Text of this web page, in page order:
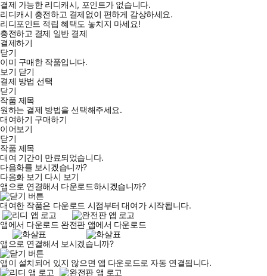
결제 가능한 리디캐시, 포인트가 없습니다.
리디캐시 충전하고 결제없이 편하게 감상하세요.
리디포인트 적립 혜택도 놓치지 마세요!
충전하고 결제 일반 결제
결제하기
닫기
이미 구매한 작품입니다.
보기 닫기
결제 방법 선택
닫기
작품 제목
원하는 결제 방법을 선택해주세요.
대여하기 구매하기
이어보기
닫기
작품 제목
대여 기간이 만료되었습니다.
다음화를 보시겠습니까?
다음화 보기 다시 보기
앱으로 연결해서 다운로드하시겠습니까?
대여한 작품은 다운로드 시점부터 대여가 시작됩니다.
앱에서 다운로드 완전판 앱에서 다운로드
앱으로 연결해서 보시겠습니까?
앱이 설치되어 있지 않으면 앱 다운로드로 자동 연결됩니다.